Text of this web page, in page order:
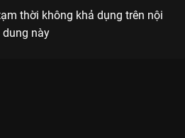
thời không khả dụng trên nội
dung này